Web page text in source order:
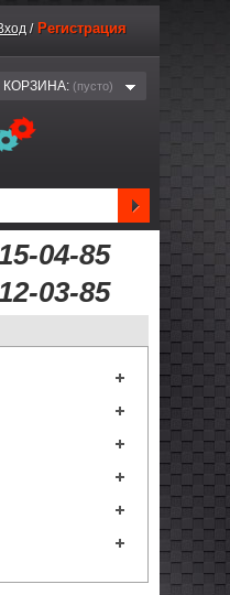
04-85
03-85
/ Регистрация
КОРЗИНА: (пустo)